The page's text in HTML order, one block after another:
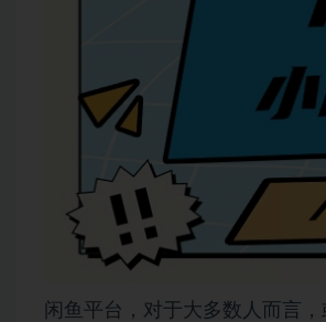
闲鱼平台，对于大多数人而言，